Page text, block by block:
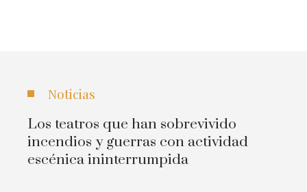
Noticias
Los teatros que han sobrevivido
incendios y guerras con actividad
escénica ininterrumpida